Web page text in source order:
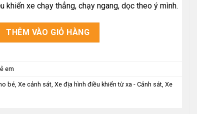
khiển xe chạy thẳng, chạy ngang, dọc theo ý mình.
từ xa - Cảnh sát số lượng
THÊM VÀO GIỎ HÀNG
em
bé, Xe cảnh sát, Xe địa hình điều khiển từ xa - Cảnh sát, Xe